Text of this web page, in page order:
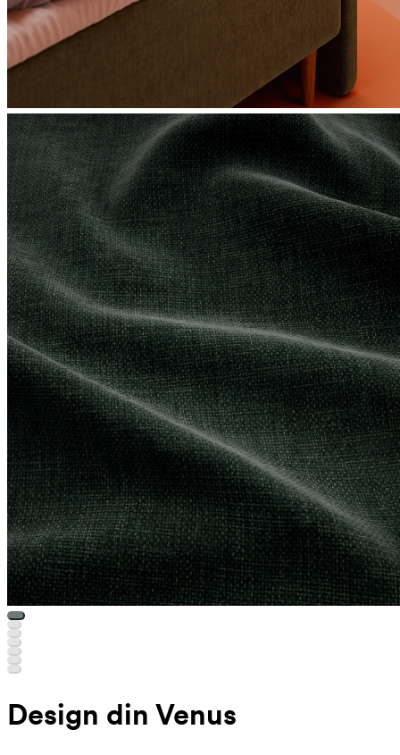
Design din Venus